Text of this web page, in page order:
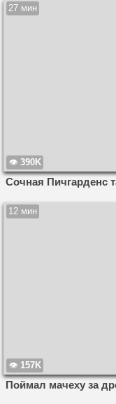
27 мин
390K
Сочная Пичгарденс
12 мин
157K
Поймал мачеху за